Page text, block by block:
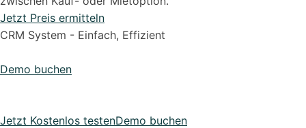
Jetzt Preis ermitteln
CRM System - Einfach, Effizient
Demo buchen
Jetzt Kostenlos testenDemo buchen